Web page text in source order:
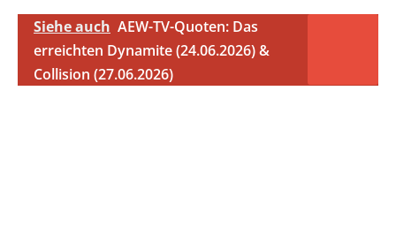
Siehe auch AEW-TV-Quoten: Das
erreichten Dynamite (24.06.2026) &
Collision (27.06.2026)